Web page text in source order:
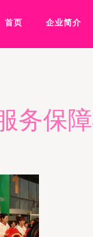
首页 企业简介
务保